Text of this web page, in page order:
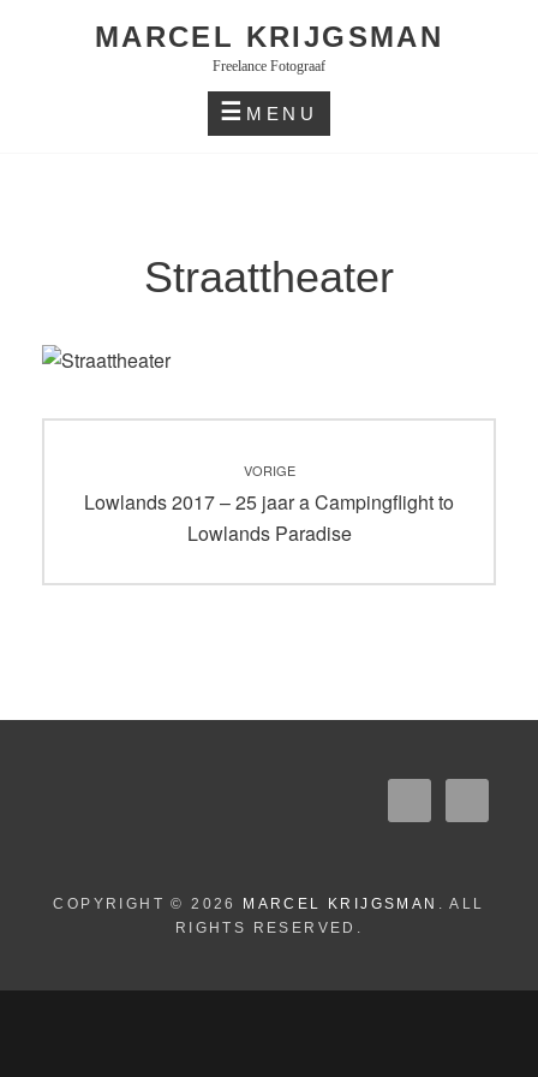
MARCEL KRIJGSMAN
Freelance Fotograaf
MENU
Straattheater
navigatie
VORIGE
Vorig
Lowlands 2017 – 25 jaar a Campingflight to
Lowlands Paradise
COPYRIGHT © 2026 MARCEL KRIJGSMAN . ALL
RIGHTS RESERVED.